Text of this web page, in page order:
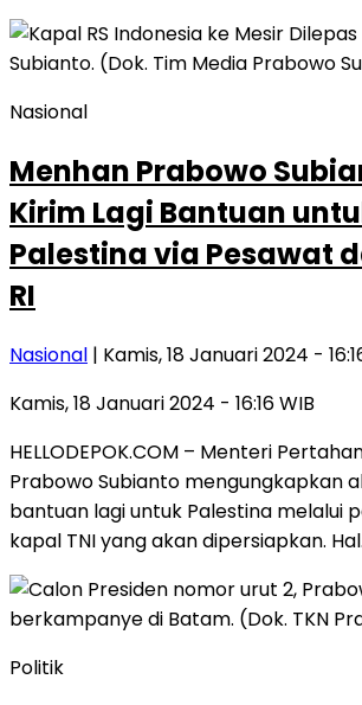
Nasional
Menhan Prabowo
Kirim Lagi Bantuan
Palestina via Pesawat
RI
Nasional | Kamis, 18 Januari 2024 -
Kamis, 18 Januari 2024 - 16:16 WIB
HELLODEPOK.COM – Menteri
Prabowo Subianto mengungkapkan
bantuan lagi untuk Palestina melalui
kapal TNI yang akan dipersiapkan.
Politik